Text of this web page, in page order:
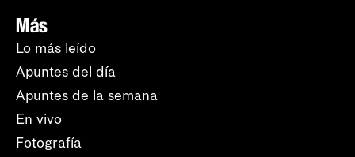
Más
Lo más leído
Apuntes del día
Apuntes de la semana
En vivo
Fotografía